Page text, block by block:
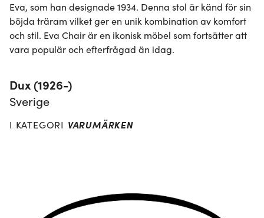
Eva, som han designade 1934. Denna stol är känd för sin
böjda träram vilket ger en unik kombination av komfort
och stil. Eva Chair är en ikonisk möbel som fortsätter att
vara populär och efterfrågad än idag.
Dux (1926-)
Sverige
I KATEGORI VARUMÄRKEN